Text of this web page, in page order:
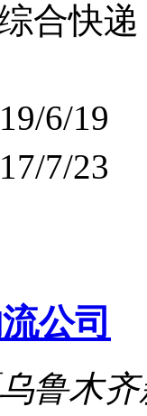
合快递
6/19
7/23
公司
鲁木